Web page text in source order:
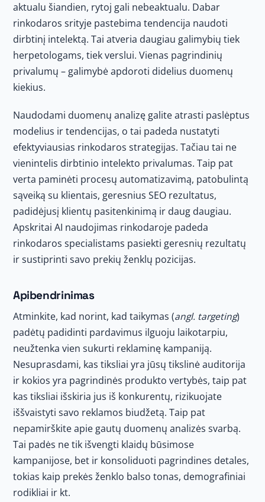
aktualu šiandien, rytoj gali nebeaktualu. Dabar
rinkodaros srityje pastebima tendencija naudoti
dirbtinį intelektą. Tai atveria daugiau galimybių tiek
herpetologams, tiek verslui. Vienas pagrindinių
privalumų – galimybė apdoroti didelius duomenų
kiekius.
Naudodami duomenų analizę galite atrasti paslėptus
modelius ir tendencijas, o tai padeda nustatyti
efektyviausias rinkodaros strategijas. Tačiau tai ne
vienintelis dirbtinio intelekto privalumas. Taip pat
verta paminėti procesų automatizavimą, patobulintą
sąveiką su klientais, geresnius SEO rezultatus,
padidėjusį klientų pasitenkinimą ir daug daugiau.
Apskritai AI naudojimas rinkodaroje padeda
rinkodaros specialistams pasiekti geresnių rezultatų
ir sustiprinti savo prekių ženklų pozicijas.
Apibendrinimas
Atminkite, kad norint, kad taikymas (angl. targeting)
padėtų padidinti pardavimus ilguoju laikotarpiu,
neužtenka vien sukurti reklaminę kampaniją.
Nesuprasdami, kas tiksliai yra jūsų tikslinė auditorija
ir kokios yra pagrindinės produkto vertybės, taip pat
kas tiksliai išskiria jus iš konkurentų, rizikuojate
iššvaistyti savo reklamos biudžetą. Taip pat
nepamirškite apie gautų duomenų analizės svarbą.
Tai padės ne tik išvengti klaidų būsimose
kampanijose, bet ir konsoliduoti pagrindines detales,
tokias kaip prekės ženklo balso tonas, demografiniai
rodikliai ir kt.